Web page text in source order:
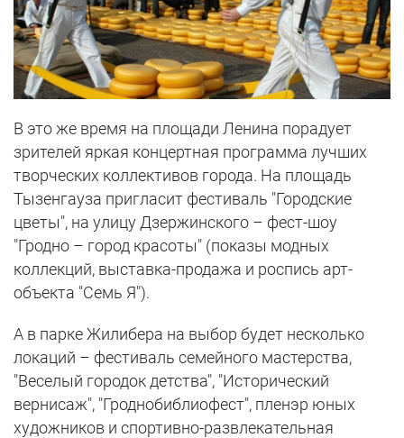
В это же время на площади Ленина порадует
зрителей яркая концертная программа лучших
творческих коллективов города. На площадь
Тызенгауза пригласит фестиваль "Городские
цветы", на улицу Дзержинского – фест-шоу
"Гродно – город красоты" (показы модных
коллекций, выставка-продажа и роспись арт-
объекта "Семь Я").
А в парке Жилибера на выбор будет несколько
локаций – фестиваль семейного мастерства,
"Веселый городок детства", "Исторический
вернисаж", "Гроднобиблиофест", пленэр юных
художников и спортивно-развлекательная